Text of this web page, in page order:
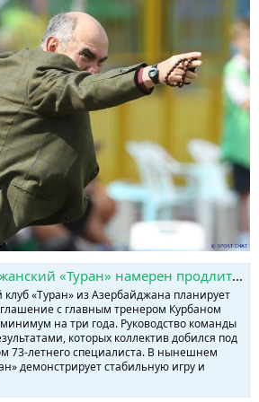
с Курбаном Бердыевым на три сезона » SPORTCHAT - Новости спорта | Футбол | Онлайн трансляции | Чат | Результаты матчей | Спорт | Прогнозы на спорт
«Туран» из Азербайджана планирует
с главным тренером Курбаном
на три года. Руководство команды
которых коллектив добился под
73-летнего специалиста. В нынешнем
демонстрирует стабильную игру и